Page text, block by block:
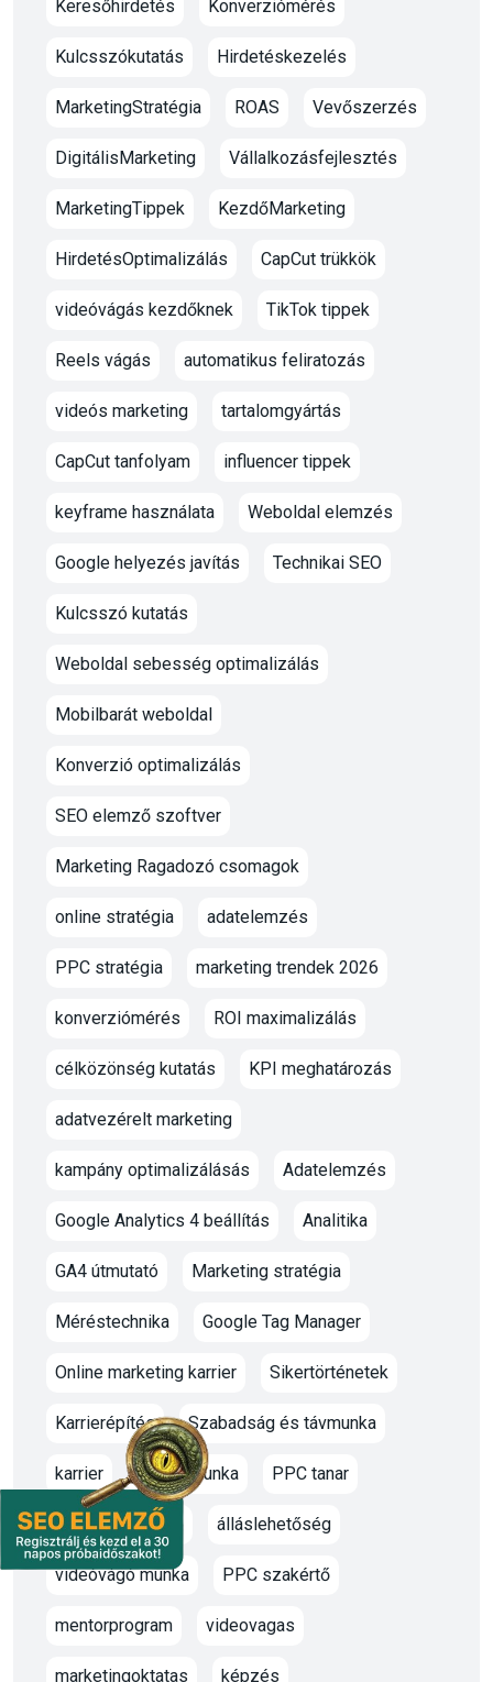
Keresőhirdetés Konverziómérés
Kulcsszókutatás Hirdetéskezelés
MarketingStratégia ROAS Vevőszerzés
DigitálisMarketing Vállalkozásfejlesztés
MarketingTippek KezdőMarketing
HirdetésOptimalizálás CapCut trükkök
videóvágás kezdőknek TikTok tippek
Reels vágás automatikus feliratozás
videós marketing tartalomgyártás
CapCut tanfolyam influencer tippek
keyframe használata Weboldal elemzés
Google helyezés javítás Technikai SEO
Kulcsszó kutatás
Weboldal sebesség optimalizálás
Mobilbarát weboldal
Konverzió optimalizálás
SEO elemző szoftver
Marketing Ragadozó csomagok
online stratégia adatelemzés
PPC stratégia marketing trendek 2026
konverziómérés ROI maximalizálás
célközönség kutatás KPI meghatározás
adatvezérelt marketing
kampány optimalizálásás Adatelemzés
Google Analytics 4 beállítás Analitika
GA4 útmutató Marketing stratégia
Méréstechnika Google Tag Manager
Online marketing karrier Sikertörténetek
Karrierépítés Szabadság és távmunka
karrier oktato munka PPC tanar
marketing oktató álláslehetőség
videóvágó munka PPC szakértő
mentorprogram videovagas
marketingoktatas képzés